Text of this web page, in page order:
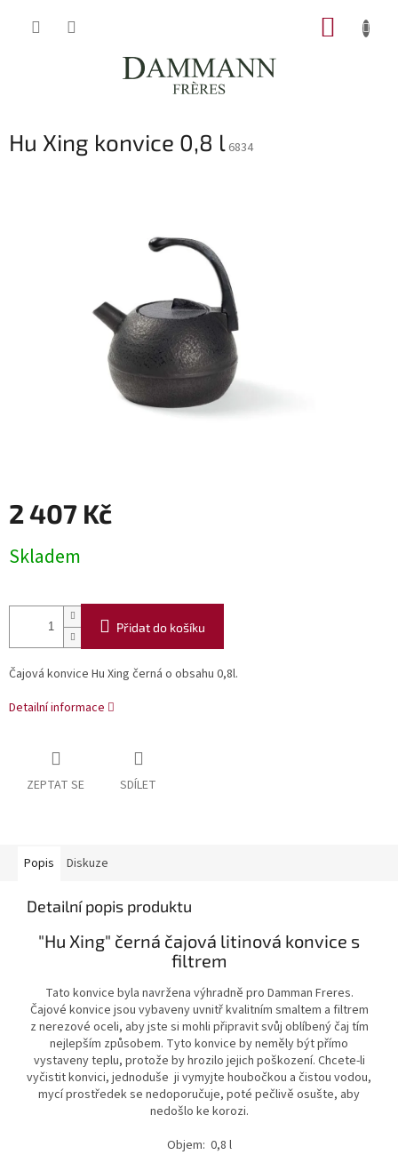
Hu Xing konvice 0,8 l 6834
2 407 Kč
cena:
Skladem
Přidat do košíku
Čajová konvice Hu Xing černá o obsahu 0,8l.
Detailní informace
ZEPTAT SE SDÍLET
Popis Diskuze
Detailní popis produktu
"Hu Xing" černá čajová litinová konvice s
filtrem
Tato konvice byla navržena výhradně pro Damman Freres.
Čajové konvice jsou vybaveny uvnitř kvalitním smaltem a filtrem
z nerezové oceli, aby jste si mohli připravit svůj oblíbený čaj tím
nejlepším způsobem. Tyto konvice by neměly být přímo
vystaveny teplu, protože by hrozilo jejich poškození. Chcete-li
vyčistit konvici, jednoduše ji vymyjte houbočkou a čistou vodou,
mycí prostředek se nedoporučuje, poté pečlivě osušte, aby
nedošlo ke korozi.
Objem: 0,8 l